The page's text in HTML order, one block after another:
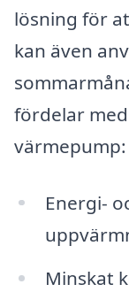
lösning för
kan även
fördelar
värmepump:
Energi-
Minskat